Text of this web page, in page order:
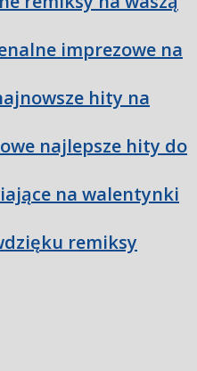
imprezowe na
hity na
najlepsze hity do
na walentynki
remiksy